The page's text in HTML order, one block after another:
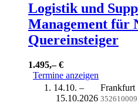
Logistik und
Management für
Quereinsteiger
1.495,– €
Termine anzeigen
14.10. –
15.10.2026
Frankfurt
352610009